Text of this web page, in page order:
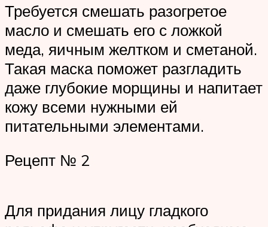
Требуется смешать разогретое
масло и смешать его с ложкой
меда, яичным желтком и сметаной.
Такая маска поможет разгладить
даже глубокие морщины и напитает
кожу всеми нужными ей
питательными элементами.
Рецепт № 2
Для придания лицу гладкого